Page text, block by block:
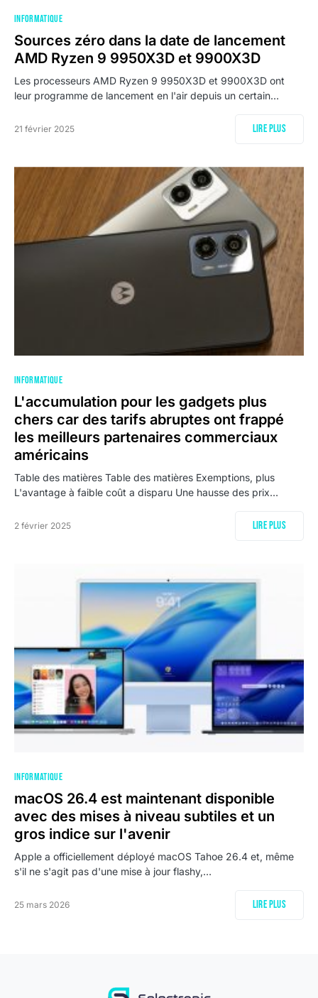
INFORMATIQUE
Sources zéro dans la date de lancement
AMD Ryzen 9 9950X3D et 9900X3D
Les processeurs AMD Ryzen 9 9950X3D et 9900X3D ont
leur programme de lancement en l'air depuis un certain…
21 février 2025 Lire plus
INFORMATIQUE
L'accumulation pour les gadgets plus
chers car des tarifs abruptes ont frappé
les meilleurs partenaires commerciaux
américains
Table des matières Table des matières Exemptions, plus
L'avantage à faible coût a disparu Une hausse des prix…
2 février 2025 Lire plus
INFORMATIQUE
macOS 26.4 est maintenant disponible
avec des mises à niveau subtiles et un
gros indice sur l'avenir
Apple a officiellement déployé macOS Tahoe 26.4 et, même
s'il ne s'agit pas d'une mise à jour flashy,…
25 mars 2026 Lire plus